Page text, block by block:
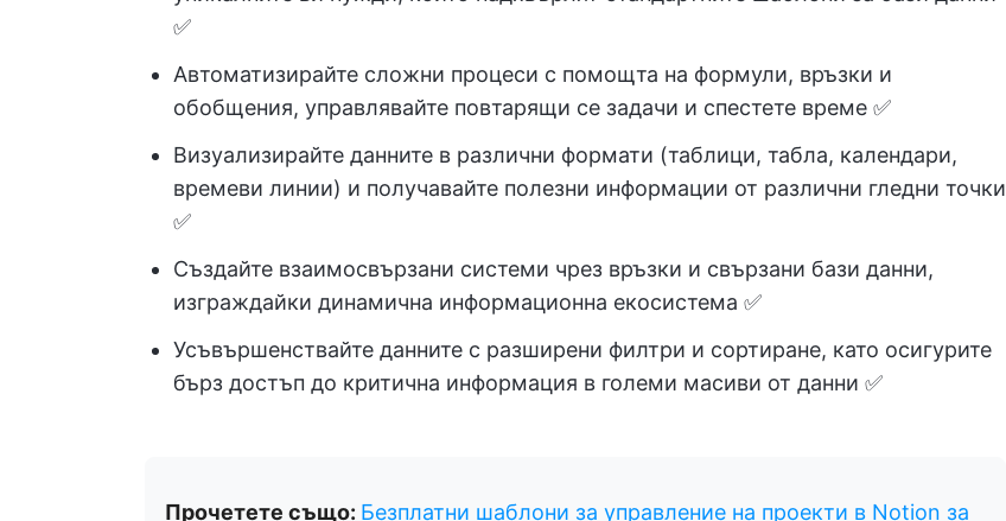
✅
Автоматизирайте сложни процеси с помощта на формули, връзки и
обобщения, управлявайте повтарящи се задачи и спестете време ✅
Визуализирайте данните в различни формати (таблици, табла, календари,
времеви линии) и получавайте полезни информации от различни гледни точки
✅
Създайте взаимосвързани системи чрез връзки и свързани бази данни,
изграждайки динамична информационна екосистема ✅
Усъвършенствайте данните с разширени филтри и сортиране, като осигурите
бърз достъп до критична информация в големи масиви от данни ✅
Прочетете също: Безплатни шаблони за управление на проекти в Notion за